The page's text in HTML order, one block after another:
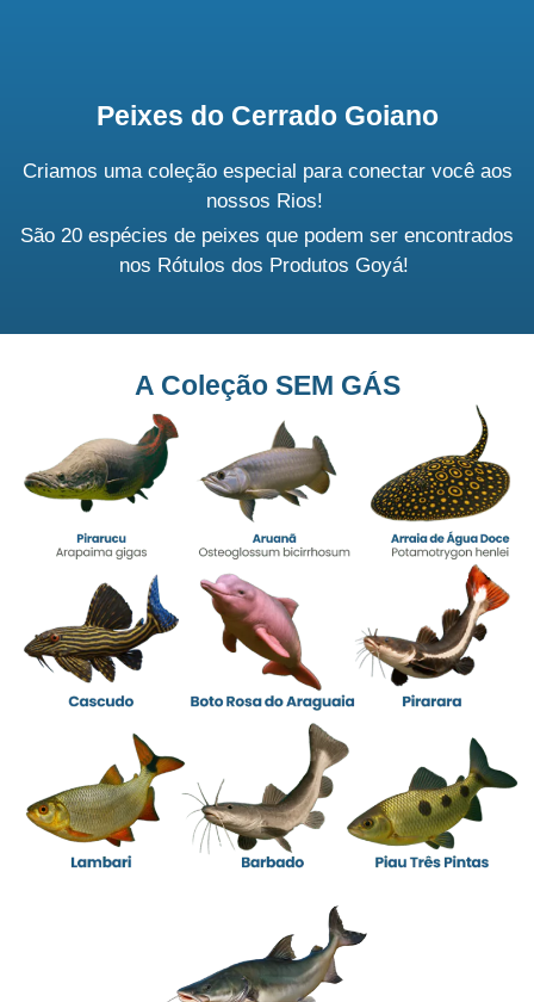
Peixes do Cerrado Goiano
Criamos uma coleção especial para conectar você aos
nossos Rios!
São 20 espécies de peixes que podem ser encontrados
nos Rótulos dos Produtos Goyá!
A Coleção SEM GÁS